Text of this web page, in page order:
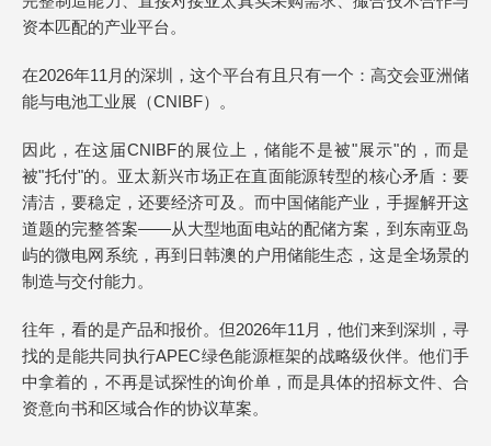
资本匹配的产业平台。
在2026年11月的深圳，这个平台有且只有一个：高交会亚洲储
能与电池工业展（CNIBF）。
因此，在这届CNIBF的展位上，储能不是被"展示"的，而是
被"托付"的。亚太新兴市场正在直面能源转型的核心矛盾：要
清洁，要稳定，还要经济可及。而中国储能产业，手握解开这
道题的完整答案——从大型地面电站的配储方案，到东南亚岛
屿的微电网系统，再到日韩澳的户用储能生态，这是全场景的
制造与交付能力。
往年，看的是产品和报价。但2026年11月，他们来到深圳，寻
找的是能共同执行APEC绿色能源框架的战略级伙伴。他们手
中拿着的，不再是试探性的询价单，而是具体的招标文件、合
资意向书和区域合作的协议草案。